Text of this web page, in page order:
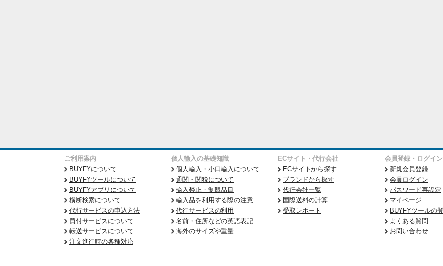
ご利用案内
BUYFYについて
BUYFYツールについて
BUYFYアプリについて
横断検索について
代行サービスの申込方法
買付サービスについて
転送サービスについて
注文進行時の各種対応
個人輸入の基礎知識
個人輸入・小口輸入について
通関・関税について
輸入禁止・制限品目
輸入品を利用する際の注意
代行サービスの利用
名前・住所などの英語表記
海外のサイズや重量
ECサイト・代行会社
ECサイトから探す
ブランドから探す
代行会社一覧
国際送料の計算
受取レポート
会員登録・ログイン
新規会員登録
会員ログイン
パスワード再設定
マイページ
BUYFYツールの
よくある質問
お問い合わせ